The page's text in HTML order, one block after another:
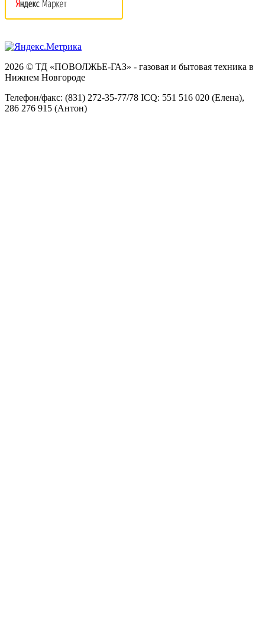
2026 © ТД «ПОВОЛЖЬЕ-ГАЗ» - газовая и бытовая техника в
Нижнем Новгороде
Телефон/факс: (831) 272-35-77/78 ICQ: 551 516 020 (Елена),
286 276 915 (Антон)